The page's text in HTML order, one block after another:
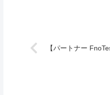
【パートナー